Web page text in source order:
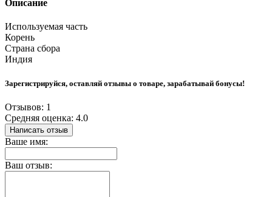
Описание
Используемая часть
Корень
Страна сбора
Индия
Зарегистрируйся, оставляй отзывы о товаре, зарабатывай бонусы!
Отзывов: 1
Средняя оценка: 4.0
Написать отзыв
Ваше имя:
Ваш отзыв: